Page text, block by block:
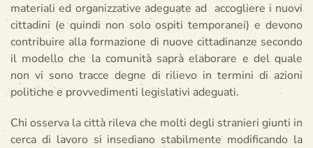
materiali ed organizzative adeguate ad accogliere i nuovi
cittadini (e quindi non solo ospiti temporanei) e devono
contribuire alla formazione di nuove cittadinanze secondo
il modello che la comunità saprà elaborare e del quale
non vi sono tracce degne di rilievo in termini di azioni
politiche e provvedimenti legislativi adeguati.
Chi osserva la città rileva che molti degli stranieri giunti in
cerca di lavoro si insediano stabilmente modificando la